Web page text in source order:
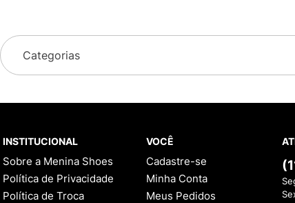
Categorias
INSTITUCIONAL
Sobre a Menina Shoes
Política de Privacidade
Política de Troca
VOCÊ
Cadastre-se
Minha Conta
Meus Pedidos